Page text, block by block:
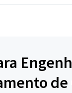
de